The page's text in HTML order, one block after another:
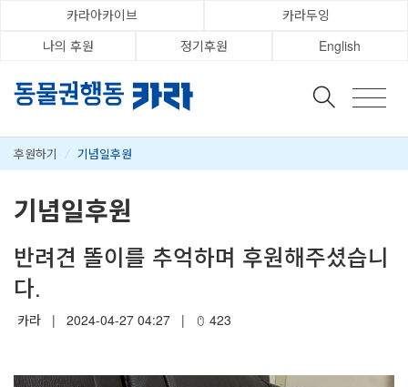
카라아카이브
카라두잉
나의 후원
정기후원 English
후원하기 / 기념일후원
기념일후원
반려견 똘이를 추억하며 후원해주셨습니
다.
카라 | 2024-04-27 04:27 | 423